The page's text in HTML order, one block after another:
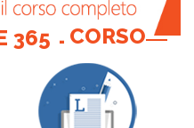
OFFICE 365